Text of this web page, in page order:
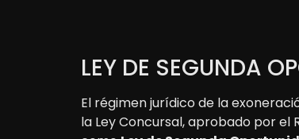
LEY DE SEGUNDA
El régimen jurídico de la
la Ley Concursal, aprobado por el